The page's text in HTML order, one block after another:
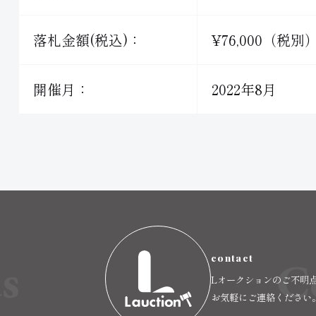
落札金額(税込)： ¥76,000（税別
開催月： 2022年8月
contact
Lオークションのご不明
お気軽にご連絡ください